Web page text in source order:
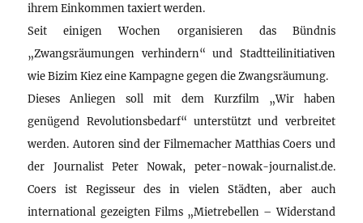
ihrem Einkommen taxiert werden.
Seit einigen Wochen organisieren das Bündnis
„Zwangsräumungen verhindern“ und Stadtteilinitiativen
wie Bizim Kiez eine Kampagne gegen die Zwangsräumung.
Dieses Anliegen soll mit dem Kurzfilm „Wir haben
genügend Revolutionsbedarf“ unterstützt und verbreitet
werden. Autoren sind der Filmemacher Matthias Coers und
der Journalist Peter Nowak, peter-nowak-journalist.de.
Coers ist Regisseur des in vielen Städten, aber auch
international gezeigten Films „Mietrebellen – Widerstand